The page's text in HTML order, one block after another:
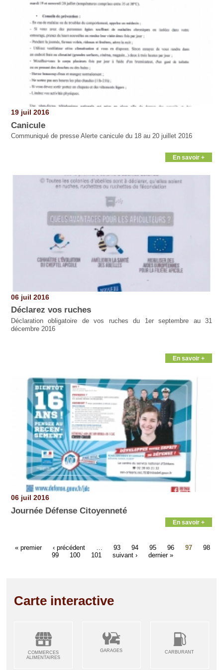
19 juil 2016
Canicule
Communiqué de presse Alerte canicule du 18 au 20 juillet 2016
En savoir +
06 juil 2016
Déclarez vos ruches
Déclaration obligatoire de vos ruches du 1er septembre au 31
décembre 2016
En savoir +
06 juil 2016
Journée Défense Citoyenneté
En savoir +
« premier ‹ précédent 93 94 95 96 97
98
99
100 101 suivant › dernier »
Carte interactive
COMMERCES
ALIMENTAIRES
GARAGES CARBURANT